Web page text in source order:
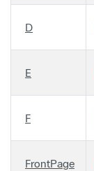
D
E
F
FrontPage